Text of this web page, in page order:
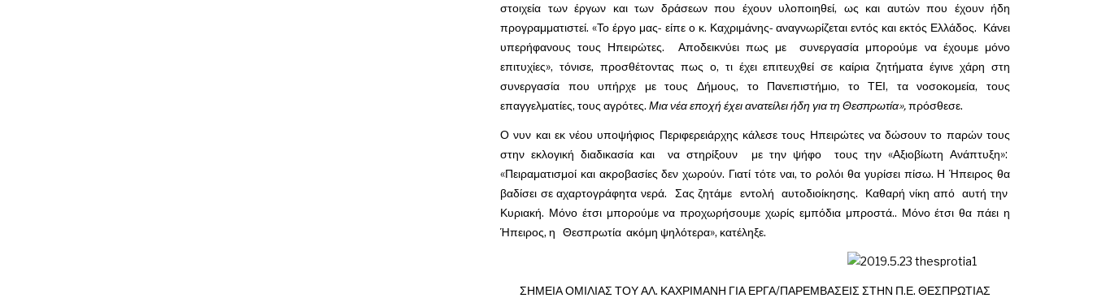
στοιχεία των έργων και των δράσεων που έχουν υλοποιηθεί, ως και αυτών που έχουν ήδη
προγραμματιστεί. «Το έργο μας- είπε ο κ. Καχριμάνης- αναγνωρίζεται εντός και εκτός Ελλάδος. Κάνει
υπερήφανους τους Ηπειρώτες. Αποδεικνύει πως με συνεργασία μπορούμε να έχουμε μόνο
επιτυχίες», τόνισε, προσθέτοντας πως ο, τι έχει επιτευχθεί σε καίρια ζητήματα έγινε χάρη στη
συνεργασία που υπήρχε με τους Δήμους, το Πανεπιστήμιο, το ΤΕΙ, τα νοσοκομεία, τους
επαγγελματίες, τους αγρότες. Μια νέα εποχή έχει ανατείλει ήδη για τη Θεσπρωτία»,πρόσθεσε.
Ο νυν και εκ νέου υποψήφιος Περιφερειάρχης κάλεσε τους Ηπειρώτες να δώσουν το παρών τους
στην εκλογική διαδικασία και να στηρίξουν με την ψήφο τους την «Αξιοβίωτη Ανάπτυξη»:
«Πειραματισμοί και ακροβασίες δεν χωρούν. Γιατί τότε ναι, το ρολόι θα γυρίσει πίσω. Η Ήπειρος θα
βαδίσει σε αχαρτογράφητα νερά. Σας ζητάμε εντολή αυτοδιοίκησης. Καθαρή νίκη από αυτή την
Κυριακή. Μόνο έτσι μπορούμε να προχωρήσουμε χωρίς εμπόδια μπροστά.. Μόνο έτσι θα πάει η
Ήπειρος, η Θεσπρωτία ακόμη ψηλότερα», κατέληξε.
ΣΗΜΕΙΑ ΟΜΙΛΙΑΣ ΤΟΥ ΑΛ. ΚΑΧΡΙΜΑΝΗ ΓΙΑ ΕΡΓΑ/ΠΑΡΕΜΒΑΣΕΙΣ ΣΤΗΝ Π.Ε. ΘΕΣΠΡΩΤΙΑΣ